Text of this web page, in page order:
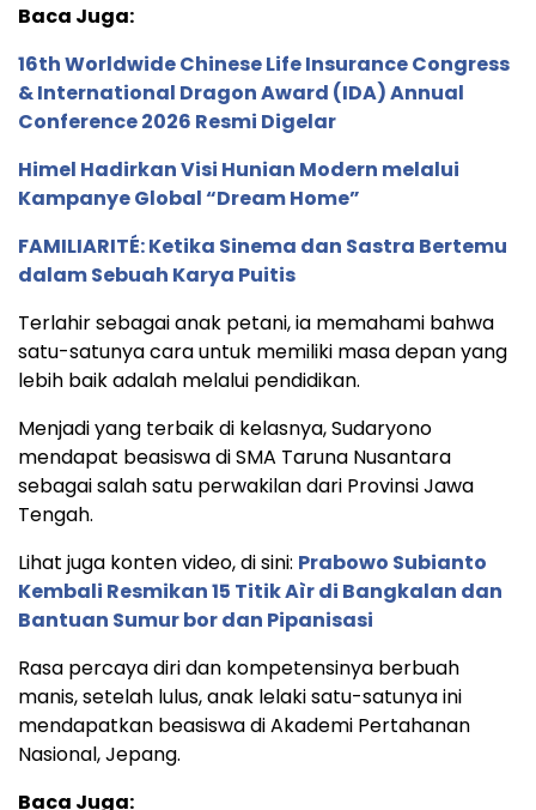
Baca Juga:
16th Worldwide Chinese Life Insurance Congress
& International Dragon Award (IDA) Annual
Conference 2026 Resmi Digelar
Himel Hadirkan Visi Hunian Modern melalui
Kampanye Global “Dream Home”
FAMILIARITÉ: Ketika Sinema dan Sastra Bertemu
dalam Sebuah Karya Puitis
Terlahir sebagai anak petani, ia memahami bahwa
satu-satunya cara untuk memiliki masa depan yang
lebih baik adalah melalui pendidikan.
Menjadi yang terbaik di kelasnya, Sudaryono
mendapat beasiswa di SMA Taruna Nusantara
sebagai salah satu perwakilan dari Provinsi Jawa
Tengah.
Lihat juga konten video, di sini: Prabowo Subianto
Kembali Resmikan 15 Titik Aìr di Bangkalan dan
Bantuan Sumur bor dan Pipanisasi
Rasa percaya diri dan kompetensinya berbuah
manis, setelah lulus, anak lelaki satu-satunya ini
mendapatkan beasiswa di Akademi Pertahanan
Nasional, Jepang.
Baca Juga: